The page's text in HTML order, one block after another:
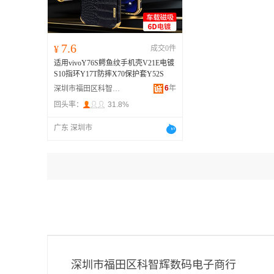
¥ 7.6
成交0件
适用vivoY76S鳄鱼纹手机壳V21E电镀
S10指环Y17T防摔X70保护套Y52S
深圳市福田区科智辉数码电子商行
6年
回头率：
31.8%
广东 深圳市
深圳市福田区科智辉数码电子商行